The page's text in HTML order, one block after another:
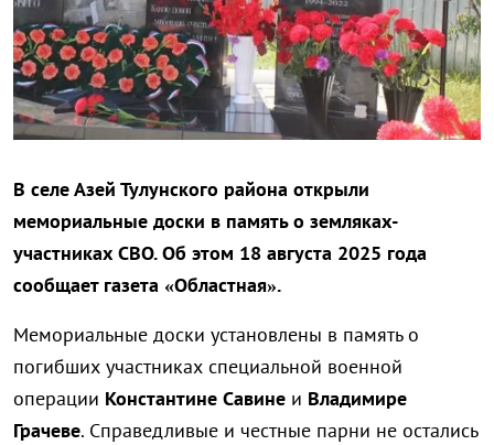
В селе Азей Тулунского района открыли
мемориальные доски в память о земляках-
участниках СВО. Об этом 18 августа 2025 года
сообщает газета «Областная».
Мемориальные доски установлены в память о
погибших участниках специальной военной
операции Константине Савине и Владимире
Грачеве. Справедливые и честные парни не остались